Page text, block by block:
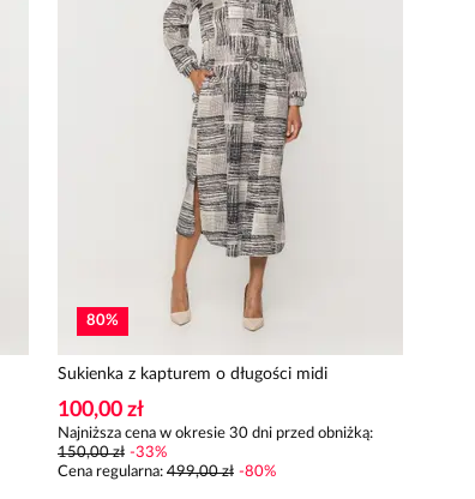
80%
Sukienka z kapturem o długości midi
100,00 zł
Najniższa cena w okresie 30 dni przed obniżką:
150,00 zł -33%
Cena regularna: 499,00 zł -80%